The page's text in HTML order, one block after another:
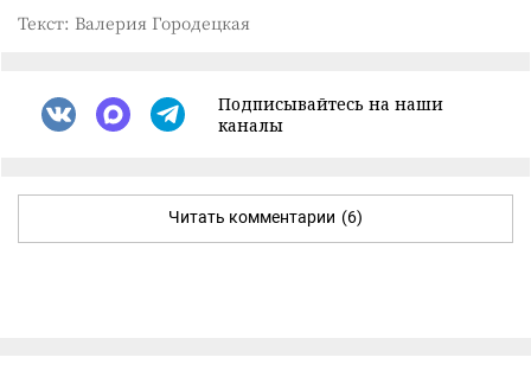
Текст: Валерия Городецкая
Подписывайтесь на наши
каналы
Читать комментарии (6)